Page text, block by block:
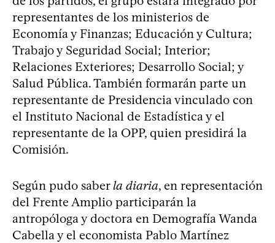
representantes de los ministerios de
Economía y Finanzas; Educación y Cultura;
Trabajo y Seguridad Social; Interior;
Relaciones Exteriores; Desarrollo Social; y
Salud Pública. También formarán parte un
representante de Presidencia vinculado con
el Instituto Nacional de Estadística y el
representante de la OPP, quien presidirá la
Comisión.
Según pudo saberla diaria, en representación
del Frente Amplio participarán la
antropóloga y doctora en Demografía Wanda
Cabella y el economista Pablo Martínez